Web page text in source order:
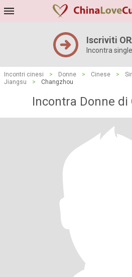
Iscriviti
Incontra
Incontri cinesi > Donne > Cinese >
Jiangsu
> Changzhou
Incontra Donne di